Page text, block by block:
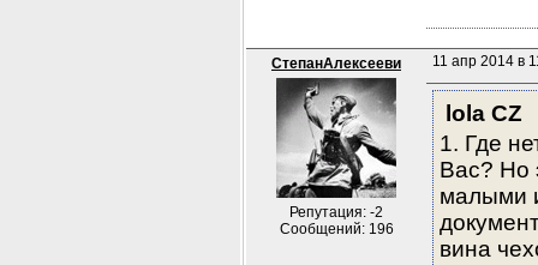
СтепанАлексееви
Репутация: -2
Сообщений: 196
11 апр 2014 в
lola CZ
1. Где
Вас? Но
малыми
вина